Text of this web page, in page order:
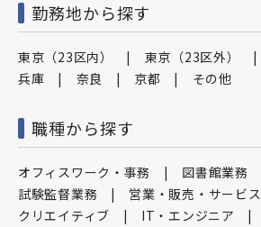
勤務地から探す
東京（23区内） 東京（23区外）
兵庫
奈良 京都 その他
職種から探す
オフィスワーク・事務
図書館業務
試験監督業務
営業・販売・サービス
クリエイティブ
IT・エンジニア